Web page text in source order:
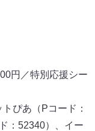
円／特別応援シー
ぴあ（Pコード：
：52340）、イー